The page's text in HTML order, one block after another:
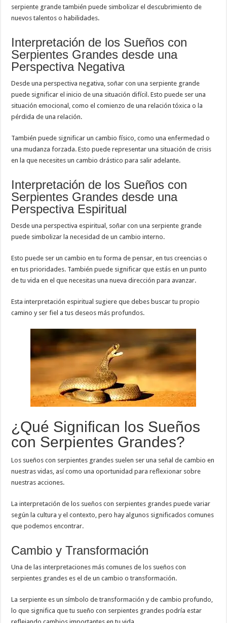
serpiente grande también puede simbolizar el descubrimiento de
nuevos talentos o habilidades.
Interpretación de los Sueños con
Serpientes Grandes desde una
Perspectiva Negativa
Desde una perspectiva negativa, soñar con una serpiente grande
puede significar el inicio de una situación difícil. Esto puede ser una
situación emocional, como el comienzo de una relación tóxica o la
pérdida de una relación.
También puede significar un cambio físico, como una enfermedad o
una mudanza forzada. Esto puede representar una situación de crisis
en la que necesites un cambio drástico para salir adelante.
Interpretación de los Sueños con
Serpientes Grandes desde una
Perspectiva Espiritual
Desde una perspectiva espiritual, soñar con una serpiente grande
puede simbolizar la necesidad de un cambio interno.
Esto puede ser un cambio en tu forma de pensar, en tus creencias o
en tus prioridades. También puede significar que estás en un punto
de tu vida en el que necesitas una nueva dirección para avanzar.
Esta interpretación espiritual sugiere que debes buscar tu propio
camino y ser fiel a tus deseos más profundos.
¿Qué Significan los Sueños
con Serpientes Grandes?
Los sueños con serpientes grandes suelen ser una señal de cambio en
nuestras vidas, así como una oportunidad para reflexionar sobre
nuestras acciones.
La interpretación de los sueños con serpientes grandes puede variar
según la cultura y el contexto, pero hay algunos significados comunes
que podemos encontrar.
Cambio y Transformación
Una de las interpretaciones más comunes de los sueños con
serpientes grandes es el de un cambio o transformación.
La serpiente es un símbolo de transformación y de cambio profundo,
lo que significa que tu sueño con serpientes grandes podría estar